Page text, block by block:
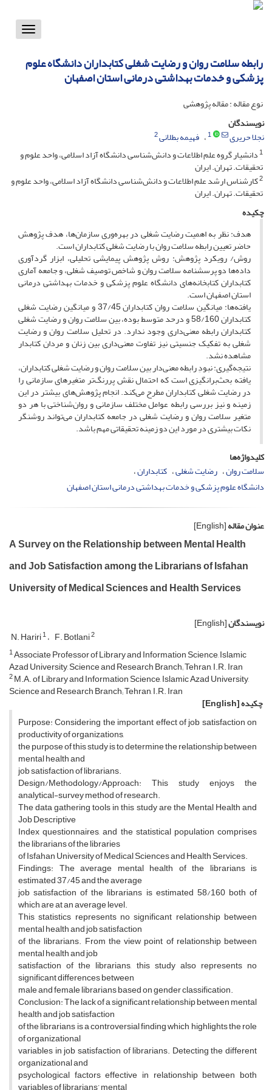
Toggle
رابطه سلامت روان و رضایت شغلی کتابداران دانشگاه علوم
پزشکی و خدمات بهداشتی درمانی استان اصفهان
نوع مقاله : مقاله پژوهشی
نویسندگان
نجلا حریری
1 فهیمه بطلانی2
1دانشیار گروه علم اطلاعات و دانش‌‌شناسی دانشگاه آزاد اسلامی، واحد علوم و
تحقیقات. تهران. ایران
2کارشناس ارشد علم اطلاعات و دانش‌‌شناسی دانشگاه آزاد اسلامی، واحد علوم و
تحقیقات. تهران. ایران
چکیده
هدف: نظر به اهمیت رضایت شغلی در بهره‌‌وری سازمان‌‌ها، هدف پژوهش
حاضر تعیین رابطه سلامت روان با رضایت شغلی کتابداران است.
روش/ رویکرد پژوهش: روش پژوهش پیمایشی تحلیلی، ابزار گردآوری
داده‌‌ها دو پرسشنامه سلامت روان و شاخص توصیف شغلی، و جامعه آماری
کتابداران کتابخانه‌های دانشگاه علوم پزشکی و خدمات بهداشتی درمانی
استان اصفهان است.
یافته‌ها: میانگین سلامت روان کتابداران 37/45 و میانگین رضایت شغلی
کتابداران 58/160 و درحد متوسط بوده، بین سلامت روان و رضایت شغلی
کتابداران رابطه معنی‌‌داری وجود ندارد. در تحلیل سلامت روان و رضایت
شغلی به تفکیک جنسیتی نیز تفاوت معنی‌‌داری بین زنان و مردان کتابدار
مشاهده نشد.
نتیجه‌گیری: نبودِ رابطه معنی‌‌دار بین سلامت روان و رضایت شغلی کتابداران،
یافته بحث‌برانگیزی است که احتمال نقش پررنگ‌تر متغیرهای سازمانی را
در رضایت شغلی کتابداران مطرح می‌کند. انجام پژوهش‌‌های بیشتر در این
زمینه و نیز بررسی رابطه عوامل مختلف سازمانی و روان‌شناختی با هر دو
متغیر سلامت روان و رضایت شغلی در جامعه کتابداران می‌‌تواند روشنگر
نکات بیشتری در مورد این دو زمینه تحقیقاتی مهم باشد.
کلیدواژه‌ها
سلامت روان رضایت شغلی کتابداران
دانشگاه علوم پزشکی و خدمات بهداشتی درمانی استان اصفهان
عنوان مقاله[English]
A Survey on the Relationship between Mental Health
and Job Satisfaction among the Librarians of Isfahan
University of Medical Sciences and Health Services
نویسندگان[English]
N. Hariri1 F. Botlani2
1Associate Professor of Library and Information Science, Islamic
Azad University, Science and Research Branch; Tehran, I.R. Iran
2M.A. of Library and Information Science, Islamic Azad University,
Science and Research Branch; Tehran, I.R. Iran
چکیده[English]
Purpose: Considering the important effect of job satisfaction on
productivity of organizations,
the purpose of this study is to determine the relationship between
mental health and
job satisfaction of librarians.
Design/Methodology/Approach: This study enjoys the
analytical-survey method of research.
The data gathering tools in this study are the Mental Health and
Job Descriptive
Index questionnaires, and the statistical population comprises
the librarians of the libraries
of Isfahan University of Medical Sciences and Health Services.
Findings: The average mental health of the librarians is
estimated 37/45 and the average
job satisfaction of the librarians is estimated 58/160 both of
which are at an average level.
This statistics represents no significant relationship between
mental health and job satisfaction
of the librarians. From the view point of relationship between
mental health and job
satisfaction of the librarians, this study also represents no
significant differences between
male and female librarians based on gender classification.
Conclusion: The lack of a significant relationship between mental
health and job satisfaction
of the librarians is a controversial finding which highlights the role
of organizational
variables in job satisfaction of librarians. Detecting the different
organizational and
psychological factors effective in relationship between both